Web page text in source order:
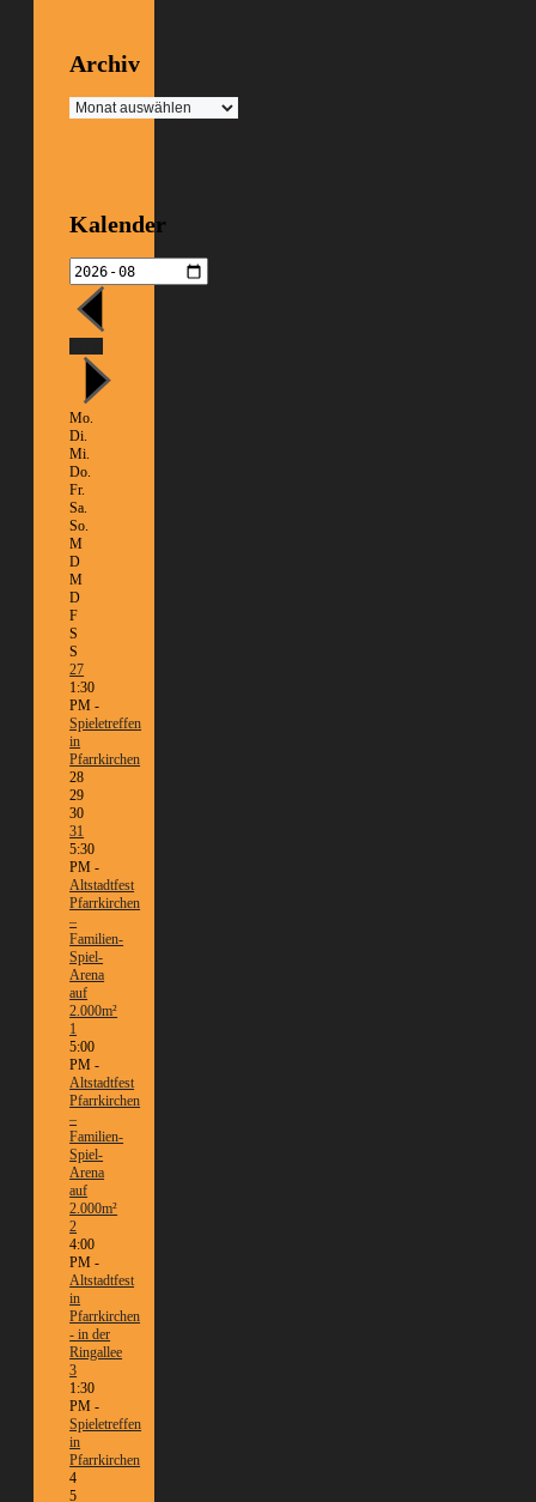
Archiv
Archiv
Kalender
Mo.
Di.
Mi.
Do.
Fr.
Sa.
So.
M
D
M
D
F
S
S
27
1:30
PM -
Spieletreffen
in
Pfarrkirchen
28
29
30
31
5:30
PM -
Altstadtfest
Pfarrkirchen
–
Familien-
Spiel-
Arena
auf
2.000m²
1
5:00
PM -
Altstadtfest
Pfarrkirchen
–
Familien-
Spiel-
Arena
auf
2.000m²
2
4:00
PM -
Altstadtfest
in
Pfarrkirchen
- in der
Ringallee
3
1:30
PM -
Spieletreffen
in
Pfarrkirchen
4
5